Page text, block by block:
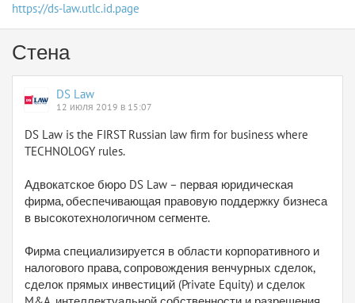
https://ds-law.utlc.id.page
Стена
DS Law
12 июля 2019 в 15:07
DS Law is the FIRST Russian law firm for business where
TECHNOLOGY rules.
Адвокатское бюро DS Law – первая юридическая
фирма, обеспечивающая правовую поддержку бизнеса
в высокотехнологичном сегменте.
Фирма специализируется в области корпоративного и
налогового права, сопровождения венчурных сделок,
сделок прямых инвестиций (Private Equity) и сделок